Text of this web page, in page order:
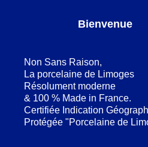
Bienvenue
Non Sans Raison,
La porcelaine de Limoges
Résolument moderne
& 100 % Made in France.
Certifiée Indication
Protégée "Porcelaine de